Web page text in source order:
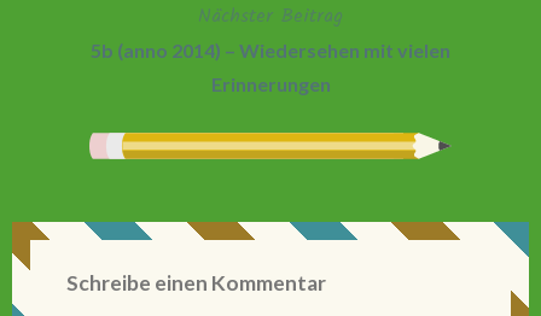
Nächster Beitrag
5b (anno 2014) – Wiedersehen mit vielen
Erinnerungen
Schreibe einen Kommentar